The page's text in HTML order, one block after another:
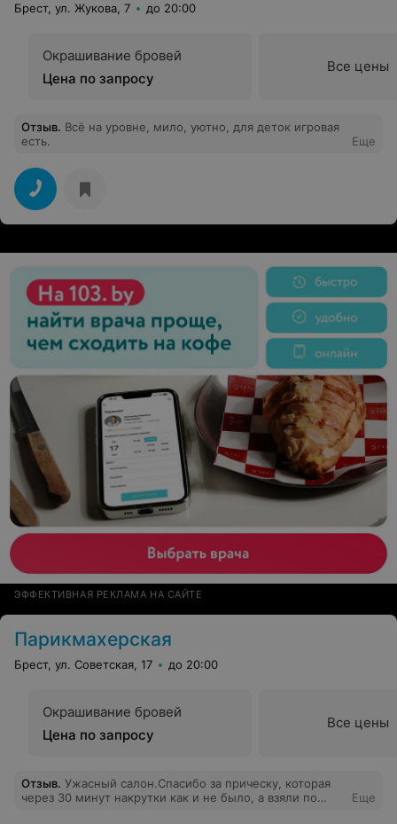
Брест, ул. Жукова, 7 до 20:00
Окрашивание бровей
Цена по запросу
Все цены
Отзыв. Всё на уровне, мило, уютно, для деток игровая
есть.
Еще
ЭФФЕКТИВНАЯ РЕКЛАМА НА САЙТЕ
Парикмахерская
Брест, ул. Советская, 17 до 20:00
Окрашивание бровей
Цена по запросу
Все цены
Отзыв. Ужасный салон.Спасибо за прическу, которая
через 30 минут накрутки как и не было, а взяли по
Еще